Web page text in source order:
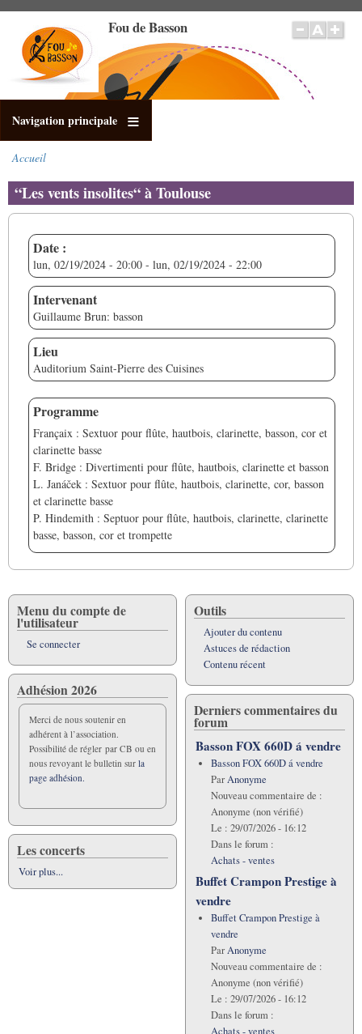
contenu
principal
Fou de Basson
Navigation principale
d'Ariane
Accueil
“Les vents insolites“ à Toulouse
Date :
lun, 02/19/2024 - 20:00 - lun, 02/19/2024 - 22:00
Intervenant
Guillaume Brun: basson
Lieu
Auditorium Saint-Pierre des Cuisines
Programme
Françaix : Sextuor pour flûte, hautbois, clarinette, basson, cor et
clarinette basse
F. Bridge : Divertimenti pour flûte, hautbois, clarinette et basson
L. Janáček : Sextuor pour flûte, hautbois, clarinette, cor, basson
et clarinette basse
P. Hindemith : Septuor pour flûte, hautbois, clarinette, clarinette
basse, basson, cor et trompette
Menu du compte de
l'utilisateur
Se connecter
Adhésion 2026
Merci de nous soutenir en
adhérent à l’association.
Possibilité de régler par CB ou en
nous revoyant le bulletin sur la
page adhésion.
Les concerts
Voir plus...
Outils
Ajouter du contenu
Astuces de rédaction
Contenu récent
Derniers commentaires du
forum
Basson FOX 660D á vendre
Basson FOX 660D á vendre
ParAnonyme
Nouveau commentaire de :
Anonyme (non vérifié)
Le : 29/07/2026 - 16:12
Dans le forum :
Achats - ventes
Buffet Crampon Prestige à
vendre
Buffet Crampon Prestige à
vendre
ParAnonyme
Nouveau commentaire de :
Anonyme (non vérifié)
Le : 29/07/2026 - 16:12
Dans le forum :